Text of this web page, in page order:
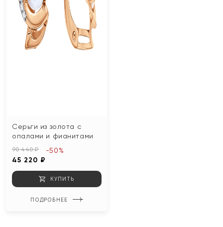
Серьги из золота с
опалами и фианитами
90 440 ₽
45 220 ₽
-50%
КУПИТЬ
ПОДРОБНЕЕ